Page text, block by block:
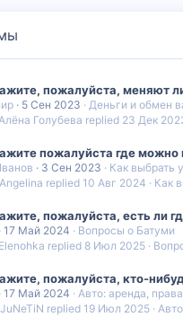
пожалуйста, меняют
5 Сен 2023
Деньги и обмен
23 Дек
Алëна Голубева
пожалуйста где можно
3 Сен 2023
Как выбрать
Как
10 Авг 2024
Angelina
пожалуйста, есть ли
17 Май 2024
Вопросы о Батуми
8 Июл 2025
Elenohka
пожалуйста, кто-
17 Май 2024
Авто: аренда,
19 Июл 2025
JuNeTiN